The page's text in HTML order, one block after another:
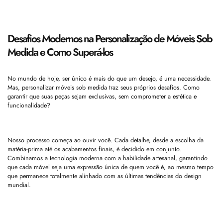
Desafios Modernos na Personalização de Móveis Sob
Medida e Como Superá-los
No mundo de hoje, ser único é mais do que um desejo, é uma necessidade.
Mas, personalizar móveis sob medida traz seus próprios desafios. Como
garantir que suas peças sejam exclusivas, sem comprometer a estética e
funcionalidade?
Nosso processo começa ao ouvir você. Cada detalhe, desde a escolha da
matéria-prima até os acabamentos finais, é decidido em conjunto.
Combinamos a tecnologia moderna com a habilidade artesanal, garantindo
que cada móvel seja uma expressão única de quem você é, ao mesmo tempo
que permanece totalmente alinhado com as últimas tendências do design
mundial.